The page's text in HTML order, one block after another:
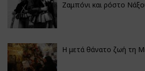
Ζαμπόνι και ρόστο
Η μετά θάνατο ζωή τη